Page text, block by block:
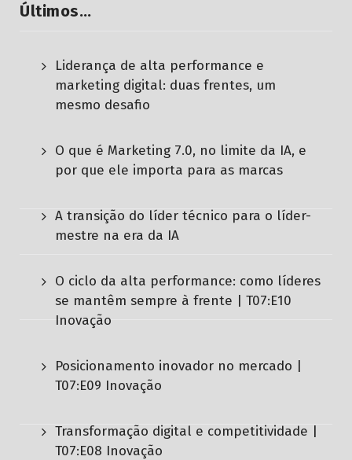
Últimos…
Liderança de alta performance e
marketing digital: duas frentes, um
mesmo desafio
O que é Marketing 7.0, no limite da IA, e
por que ele importa para as marcas
A transição do líder técnico para o líder-
mestre na era da IA
O ciclo da alta performance: como líderes
se mantêm sempre à frente | T07:E10
Inovação
Posicionamento inovador no mercado |
T07:E09 Inovação
Transformação digital e competitividade |
T07:E08 Inovação